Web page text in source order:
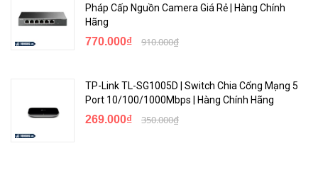
Pháp Cấp Nguồn Camera Giá Rẻ | Hàng Chính
Hãng
770.000₫ 910.000₫
TP-Link TL-SG1005D | Switch Chia Cổng Mạng 5
Port 10/100/1000Mbps | Hàng Chính Hãng
269.000₫ 350.000₫